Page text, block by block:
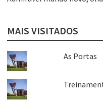
MAIS VISITADOS
As Portas